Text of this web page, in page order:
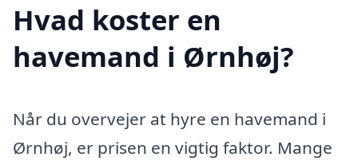
Hvad koster en
havemand i Ørnhøj?
Når du overvejer at hyre en havemand i
Ørnhøj, er prisen en vigtig faktor. Mange